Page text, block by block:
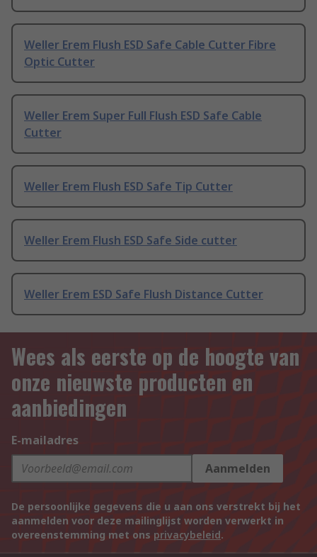
Weller Erem Flush ESD Safe Cable Cutter Fibre
Optic Cutter
Weller Erem Super Full Flush ESD Safe Cable
Cutter
Weller Erem Flush ESD Safe Tip Cutter
Weller Erem Flush ESD Safe Side cutter
Weller Erem ESD Safe Flush Distance Cutter
Wees als eerste op de hoogte van
onze nieuwste producten en
aanbiedingen
E-mailadres
Aanmelden
De persoonlijke gegevens die u aan ons verstrekt bij het
aanmelden voor deze mailinglijst worden verwerkt in
overeenstemming met ons privacybeleid.